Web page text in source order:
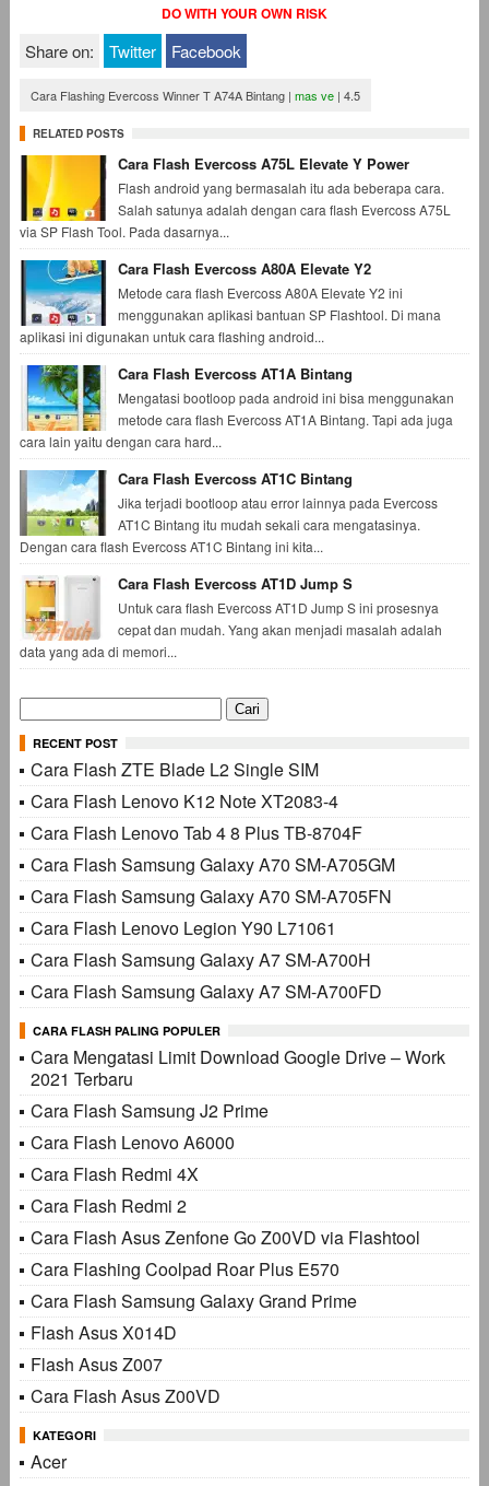
DO WITH YOUR OWN RISK
Share on: Twitter Facebook
Cara Flashing Evercoss Winner T A74A Bintang| mas ve | 4.5
RELATED POSTS
Cara Flash Evercoss A75L Elevate Y Power
Flash android yang bermasalah itu ada beberapa cara.
Salah satunya adalah dengan cara flash Evercoss A75L
via SP Flash Tool. Pada dasarnya...
Cara Flash Evercoss A80A Elevate Y2
Metode cara flash Evercoss A80A Elevate Y2 ini
menggunakan aplikasi bantuan SP Flashtool. Di mana
aplikasi ini digunakan untuk cara flashing android...
Cara Flash Evercoss AT1A Bintang
Mengatasi bootloop pada android ini bisa menggunakan
metode cara flash Evercoss AT1A Bintang. Tapi ada juga
cara lain yaitu dengan cara hard...
Cara Flash Evercoss AT1C Bintang
Jika terjadi bootloop atau error lainnya pada Evercoss
AT1C Bintang itu mudah sekali cara mengatasinya.
Dengan cara flash Evercoss AT1C Bintang ini kita...
Cara Flash Evercoss AT1D Jump S
Untuk cara flash Evercoss AT1D Jump S ini prosesnya
cepat dan mudah. Yang akan menjadi masalah adalah
data yang ada di memori...
Cari
untuk:
RECENT POST
Cara Flash ZTE Blade L2 Single SIM
Cara Flash Lenovo K12 Note XT2083-4
Cara Flash Lenovo Tab 4 8 Plus TB-8704F
Cara Flash Samsung Galaxy A70 SM-A705GM
Cara Flash Samsung Galaxy A70 SM-A705FN
Cara Flash Lenovo Legion Y90 L71061
Cara Flash Samsung Galaxy A7 SM-A700H
Cara Flash Samsung Galaxy A7 SM-A700FD
CARA FLASH PALING POPULER
Cara Mengatasi Limit Download Google Drive – Work
2021 Terbaru
Cara Flash Samsung J2 Prime
Cara Flash Lenovo A6000
Cara Flash Redmi 4X
Cara Flash Redmi 2
Cara Flash Asus Zenfone Go Z00VD via Flashtool
Cara Flashing Coolpad Roar Plus E570
Cara Flash Samsung Galaxy Grand Prime
Flash Asus X014D
Flash Asus Z007
Cara Flash Asus Z00VD
KATEGORI
Acer